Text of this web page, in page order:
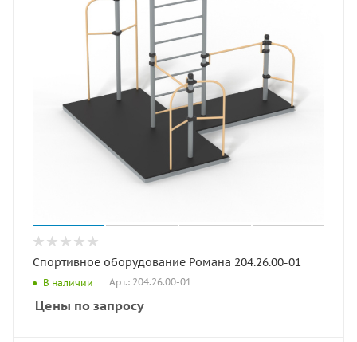
Спортивное оборудование Романа 204.26.00-01
В наличии Арт.: 204.26.00-01
Цены по запросу